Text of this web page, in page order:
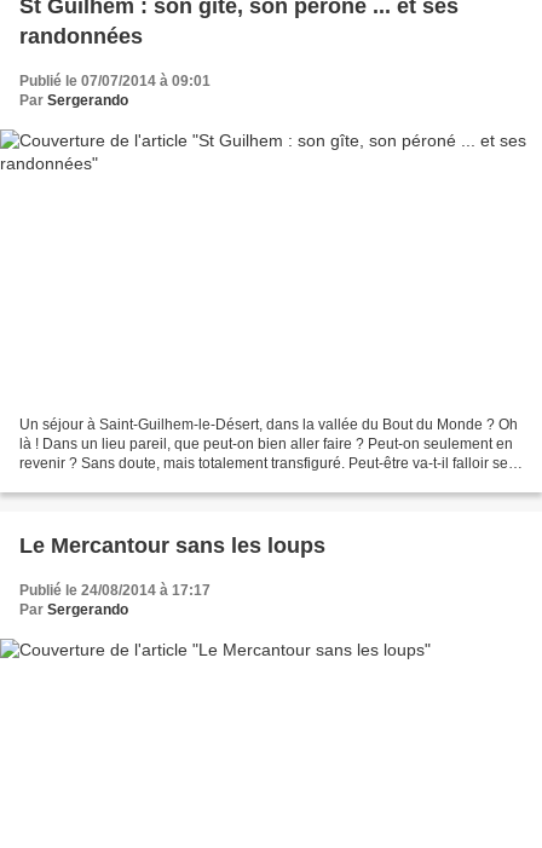
St Guilhem : son gîte, son péroné ... et ses
randonnées
Publié le 07/07/2014 à 09:01
Par Sergerando
Un séjour à Saint-Guilhem-le-Désert, dans la vallée du Bout du Monde ? Oh
là ! Dans un lieu pareil, que peut-on bien aller faire ? Peut-on seulement en
revenir ? Sans doute, mais totalement transfiguré. Peut-être va-t-il falloir se
Le Mercantour sans les loups
Publié le 24/08/2014 à 17:17
Par Sergerando